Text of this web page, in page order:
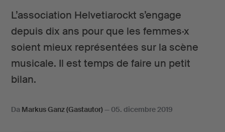
L’association Helvetiarockt s’engage
depuis dix ans pour que les femmes·x
soient mieux représentées sur la scène
musicale. Il est temps de faire un petit
bilan.
Da Markus Ganz (Gastautor)— 05. dicembre 2019